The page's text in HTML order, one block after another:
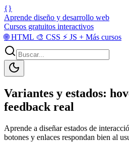
{}
Aprende diseño y desarrollo web
Cursos gratuitos interactivos
🌐HTML 🎨 CSS ⚡ JS + Más cursos
Variantes y estados:
feedback real
Aprende a diseñar estados de
botones y enlaces respondan bien al